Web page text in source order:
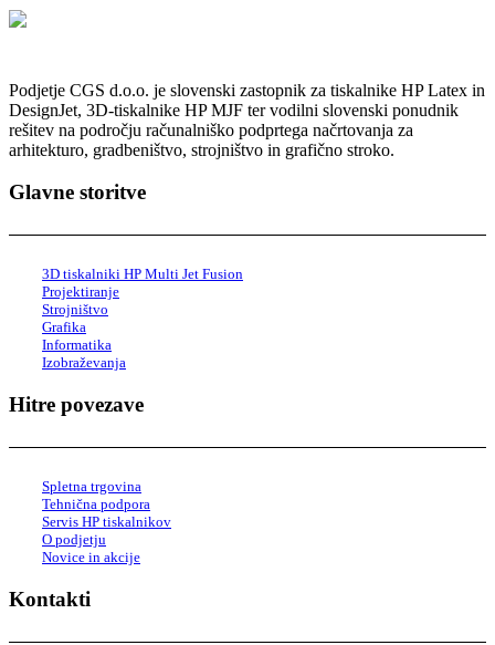
Podjetje CGS d.o.o. je slovenski zastopnik za tiskalnike HP Latex in
DesignJet, 3D-tiskalnike HP MJF ter vodilni slovenski ponudnik
rešitev na področju računalniško podprtega načrtovanja za
arhitekturo, gradbeništvo, strojništvo in grafično stroko.
Glavne storitve
3D tiskalniki HP Multi Jet Fusion
Projektiranje
Strojništvo
Grafika
Informatika
Izobraževanja
Hitre povezave
Spletna trgovina
Tehnična podpora
Servis HP tiskalnikov
O podjetju
Novice in akcije
Kontakti